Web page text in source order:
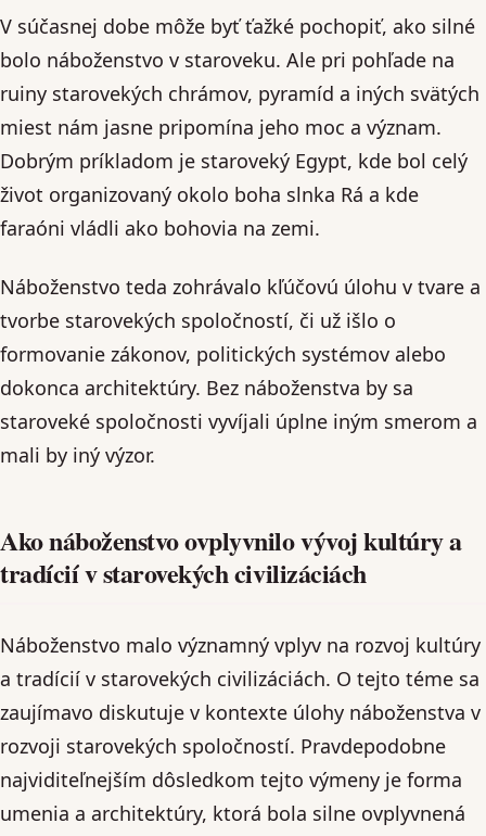
V súčasnej dobe môže byť ťažké pochopiť, ako silné
bolo náboženstvo v staroveku. Ale pri pohľade na
ruiny starovekých chrámov, pyramíd a iných svätých
miest nám jasne pripomína jeho moc a význam.
Dobrým príkladom je staroveký Egypt, kde bol celý
život organizovaný okolo boha slnka Rá a kde
faraóni vládli ako bohovia na zemi.
Náboženstvo teda zohrávalo kľúčovú úlohu v tvare a
tvorbe starovekých spoločností, či už išlo o
formovanie zákonov, politických systémov alebo
dokonca architektúry. Bez náboženstva by sa
staroveké spoločnosti vyvíjali úplne iným smerom a
mali by iný výzor.
Ako náboženstvo ovplyvnilo vývoj kultúry a
tradícií v starovekých civilizáciách
Náboženstvo malo významný vplyv na rozvoj kultúry
a tradícií v starovekých civilizáciách. O tejto téme sa
zaujímavo diskutuje v kontexte úlohy náboženstva v
rozvoji starovekých spoločností. Pravdepodobne
najviditeľnejším dôsledkom tejto výmeny je forma
umenia a architektúry, ktorá bola silne ovplyvnená